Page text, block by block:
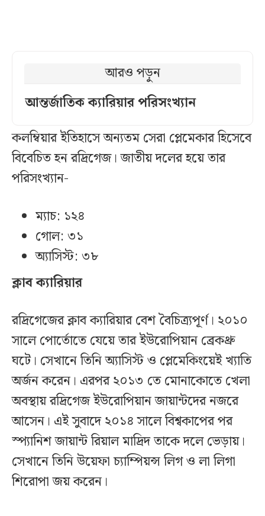
আরও পড়ুন
আন্তর্জাতিক ক্যারিয়ার পরিসংখ্যান
কলম্বিয়ার ইতিহাসে অন্যতম সেরা প্লেমেকার হিসেবে
বিবেচিত হন রদ্রিগেজ। জাতীয় দলের হয়ে তার
পরিসংখ্যান-
ম্যাচ: ১২৪
গোল: ৩১
অ্যাসিস্ট: ৩৮
ক্লাব ক্যারিয়ার
রদ্রিগেজের ক্লাব ক্যারিয়ার বেশ বৈচিত্র্যপূর্ণ। ২০১০
সালে পোর্তোতে যেয়ে তার ইউরোপিয়ান ব্রেকথ্রু
ঘটে। সেখানে তিনি অ্যাসিস্ট ও প্লেমেকিংয়েই খ্যাতি
অর্জন করেন। এরপর ২০১৩ তে মোনাকোতে খেলা
অবস্থায় রদ্রিগেজ ইউরোপিয়ান জায়ান্টদের নজরে
আসেন। এই সুবাদে ২০১৪ সালে বিশ্বকাপের পর
স্প্যানিশ জায়ান্ট রিয়াল মাদ্রিদ তাকে দলে ভেড়ায়।
সেখানে তিনি উয়েফা চ্যাম্পিয়ন্স লিগ ও লা লিগা
শিরোপা জয় করেন।